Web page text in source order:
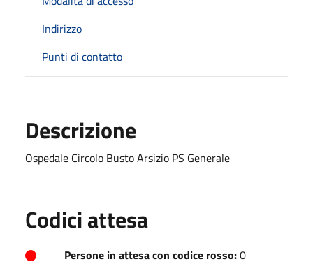
Indirizzo
Punti di contatto
Descrizione
Ospedale Circolo Busto Arsizio PS Generale
Codici attesa
Persone in attesa con codice rosso:0